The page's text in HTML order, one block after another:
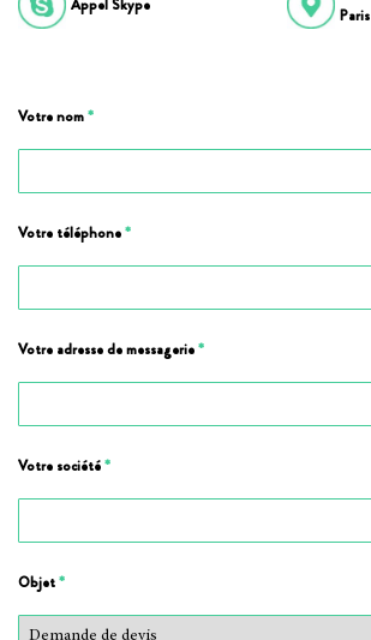
Appel Skype
Paris
Votre nom*
Votre téléphone*
Votre adresse de messagerie*
Votre société*
Objet*